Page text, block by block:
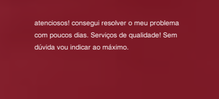
atenciosos! consegui resolver o meu problema
com poucos dias. Serviços de qualidade! Sem
dúvida vou indicar ao máximo.